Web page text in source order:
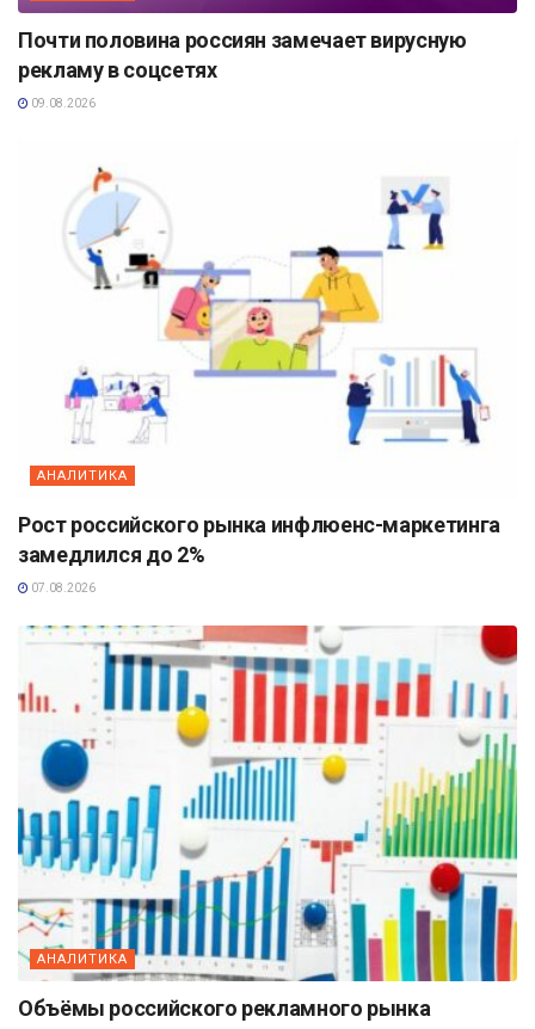
Почти половина россиян замечает вирусную
рекламу в соцсетях
09.08.2026
АНАЛИТИКА
Рост российского рынка инфлюенс-маркетинга
замедлился до 2%
07.08.2026
АНАЛИТИКА
Объёмы российского рекламного рынка